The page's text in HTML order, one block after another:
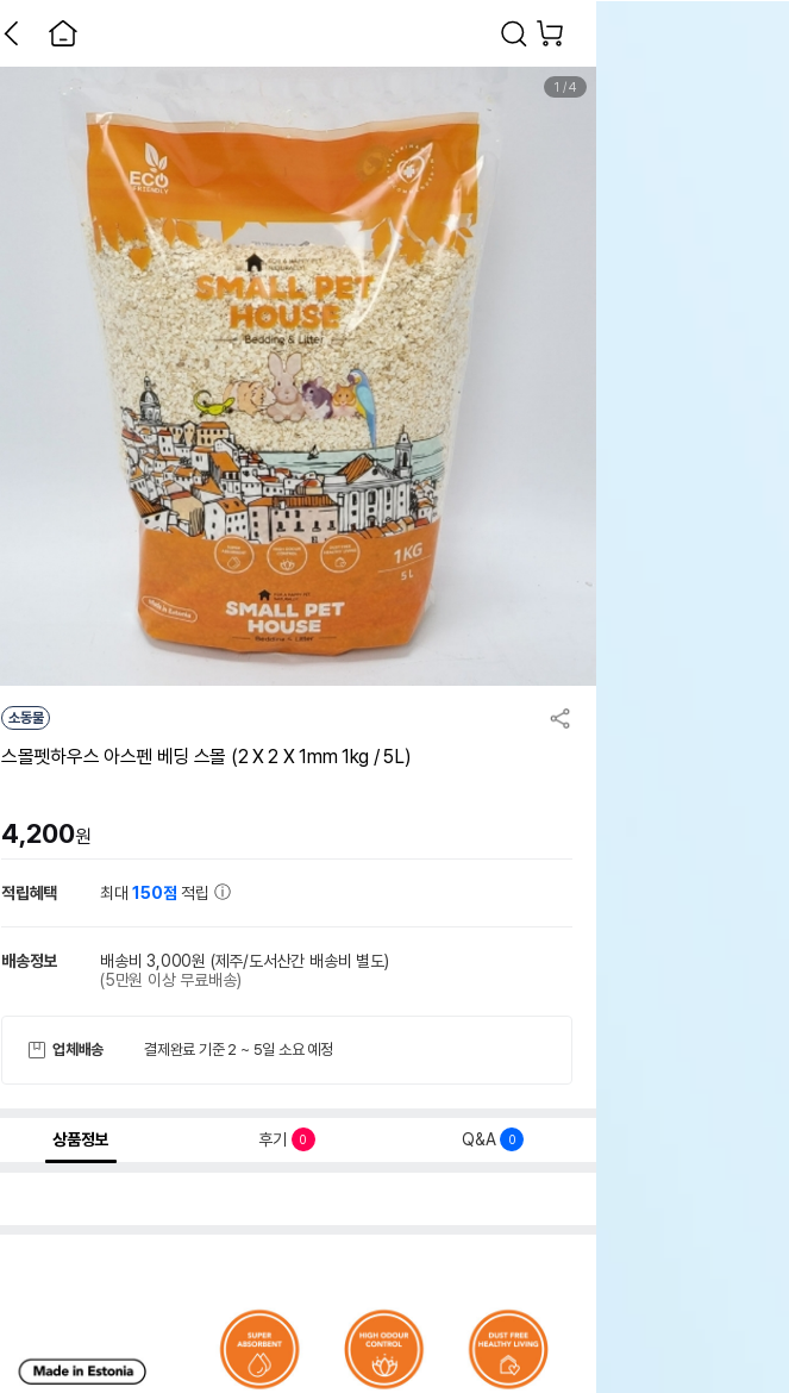
1 /4
소동물
스몰펫하우스 아스펜 베딩 스몰 (2 X 2 X 1mm 1kg / 5L)
4,200원
적립혜택 최대150점 적립
배송정보 배송비 3,000원 (제주/도서산간 배송비 별도)
(5만원 이상 무료배송)
업체배송 결제완료 기준 2 ~ 5일 소요 예정
상품정보 후기 0 Q&A 0